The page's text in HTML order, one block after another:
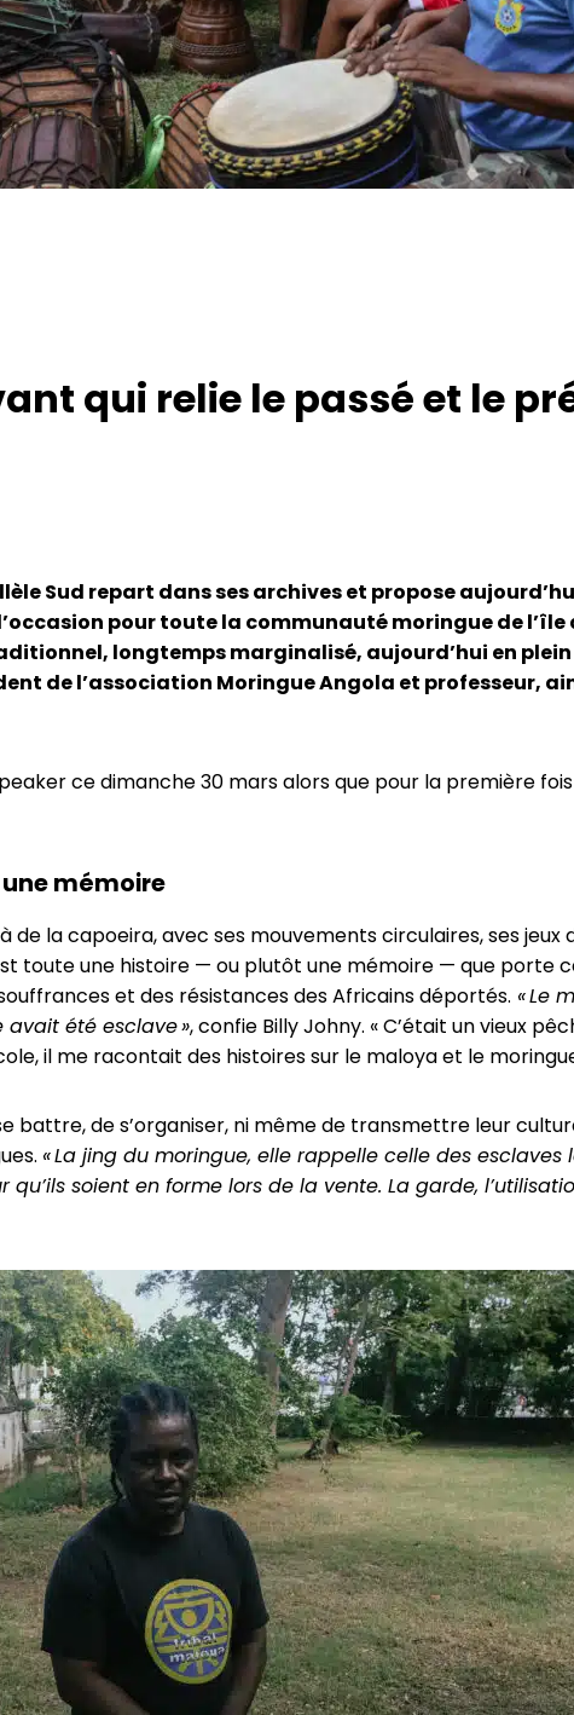
qui relie le passé et le
Sud repart dans ses archives et propose
pour toute la communauté moringue de l’île
longtemps marginalisé, aujourd’hui en
de l’association Moringue Angola et professeur,
ce dimanche 30 mars alors que pour la première fois
mémoire
la capoeira, avec ses mouvements circulaires, ses
toute une histoire — ou plutôt une mémoire — que porte
et des résistances des Africains déportés. « Le
été esclave », confie Billy Johny. « C’était un vieux
il me racontait des histoires sur le maloya et le
battre, de s’organiser, ni même de transmettre leur
« La jing du moringue, elle rappelle celle des
soient en forme lors de la vente. La garde,